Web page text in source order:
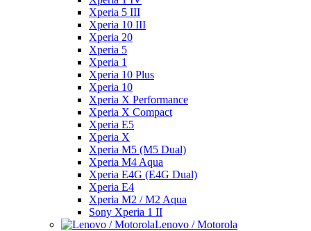
Xperia 5 III
Xperia 10 III
Xperia 20
Xperia 5
Xperia 1
Xperia 10 Plus
Xperia 10
Xperia X Performance
Xperia X Compact
Xperia E5
Xperia X
Xperia M5 (M5 Dual)
Xperia M4 Aqua
Xperia E4G (E4G Dual)
Xperia E4
Xperia M2 / M2 Aqua
Sony Xperia 1 II
Lenovo / Motorola